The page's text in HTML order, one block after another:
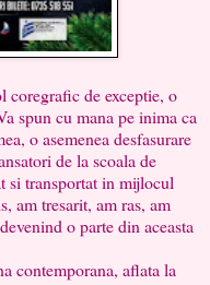
de exceptie, o
spun cu mana pe inima ca
o asemenea desfasurare
de la scoala de
si transportat in mijlocul
am tresarit, am ras, am
o parte din aceasta
aflata la